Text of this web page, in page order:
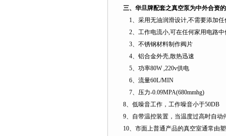
三、华旦牌配套之真空泵为中外合资
1、采用无油润滑设计,不需要添加任
2、工作电流小,可在任何家用电路中
3、不锈钢材料制作阀片
4、铝合金外壳,散热迅速
5、功率80W ,220v供电
6、流量60L/MIN
7、压力-0.09MPA(680mmhg)
8、低噪音工作，工作噪音小于50DB
9、自带温控装置，当温度过高时自
10、市面上普通产品的真空室通常由